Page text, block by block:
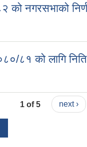
नगरसभाको
८१ को लागि
1 of 5 next ›